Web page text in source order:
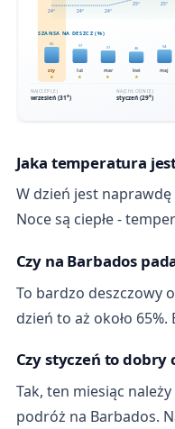
Jaka temperatura
W dzień jest naprawdę
Noce są ciepłe -
Czy na Barbados
To bardzo deszczowy
dzień to aż około
Czy styczeń to dobry
Tak, ten miesiąc
podróż na Barbados.